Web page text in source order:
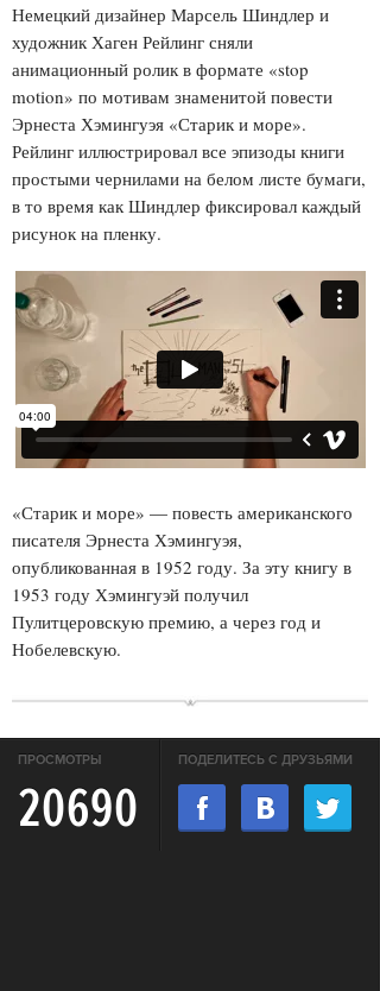
Немецкий дизайнер Марсель Шиндлер и
художник Хаген Рейлинг сняли
анимационный ролик в формате «stop
motion» по мотивам знаменитой повести
Эрнеста Хэмингуэя «Старик и море».
Рейлинг иллюстрировал все эпизоды книги
простыми чернилами на белом листе бумаги,
в то время как Шиндлер фиксировал каждый
рисунок на пленку.
«Старик и море» — повесть американского
писателя Эрнеста Хэмингуэя,
опубликованная в 1952 году. За эту книгу в
1953 году Хэмингуэй получил
Пулитцеровскую премию, а через год и
Нобелевскую.
ПРОСМОТРЫ
20690
ПОДЕЛИТЕСЬ С ДРУЗЬЯМИ